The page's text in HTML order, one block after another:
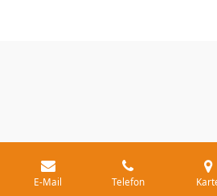
E-Mail Telefon